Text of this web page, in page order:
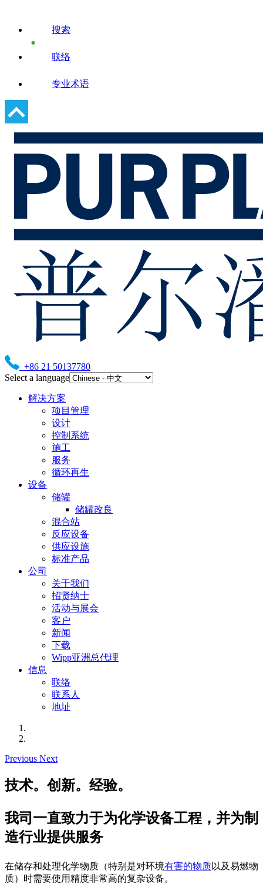
搜索
联络
专业术语
+86 21 50137780
Select a language
解决方案
项目管理
设计
控制系统
施工
服务
循环再生
设备
储罐
储罐改良
混合站
反应设备
供应设施
标准产品
公司
关于我们
招贤纳士
活动与展会
客户
新闻
下载
Wipp亚洲总代理
信息
联络
联系人
地址
Previous Next
技术。创新。经验。
我司一直致力于为化学设备工程，并为制
造行业提供服务
在储存和处理化学物质（特别是对环境有害的物质以及易燃物
质）时需要使用精度非常高的复杂设备。